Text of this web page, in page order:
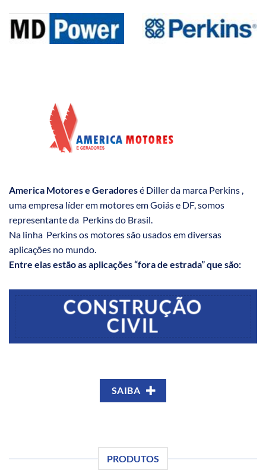
America Motores e Geradoresé Diller da marca Perkins ,
uma empresa líder em motores em Goiás e DF, somos
representante da Perkins do Brasil.
Na linha Perkins os motores são usados em diversas
aplicações no mundo.
Entre elas estão as aplicações “fora de estrada” que são:
CONSTRUÇÃO
CIVIL
SAIBA
PRODUTOS